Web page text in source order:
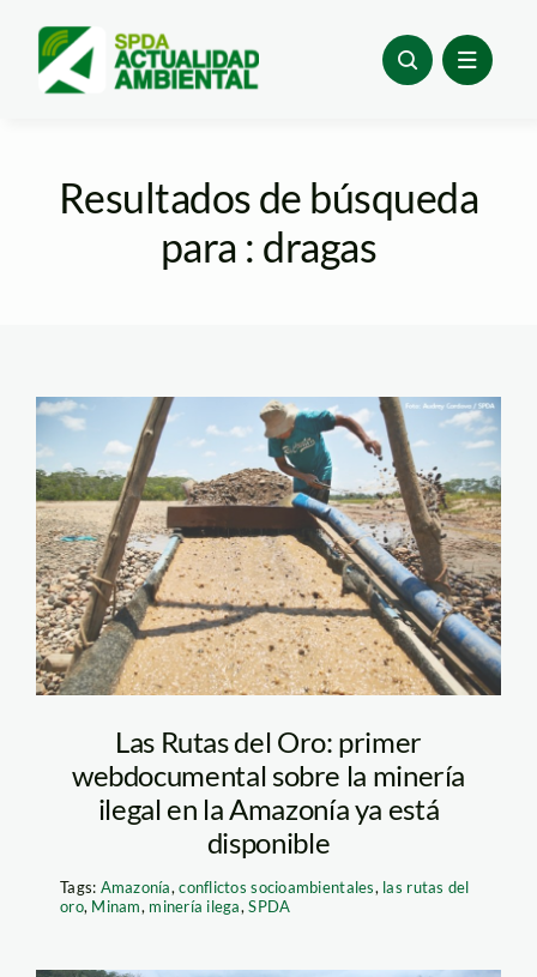
content
Resultados de búsqueda
para : dragas
minero ilegal en
madre de dios
Las Rutas del Oro: primer
webdocumental sobre la minería
ilegal en la Amazonía ya está
disponible
Tags: Amazonía,conflictos socioambientales, las rutas del
oro, Minam, minería ilega,SPDA